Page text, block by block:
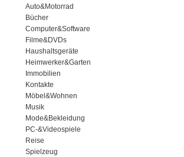
Auto&Motorrad
Bücher
Computer&Software
Filme&DVDs
Haushaltsgeräte
Heimwerker&Garten
Immobilien
Kontakte
Möbel&Wohnen
Musik
Mode&Bekleidung
PC-&Videospiele
Reise
Spielzeug